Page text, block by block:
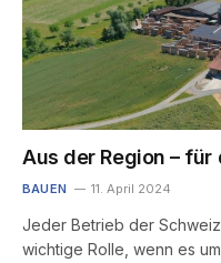
Aus der Region – für
BAUEN 11. April 2024
Jeder Betrieb der
wichtige Rolle, wenn es